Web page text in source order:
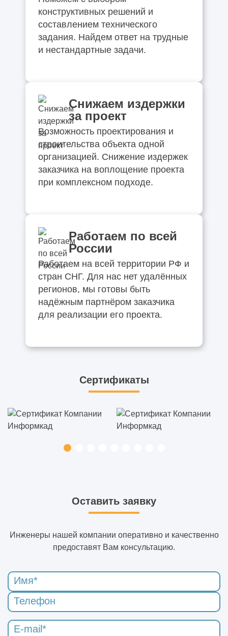
конструктивных решений и
составлением технического
задания. Найдем ответ на трудные
и нестандартные задачи.
Снижаем издержки
за проект
Возможность проектирования и
строительства объекта одной
организацией. Снижение издержек
заказчика на воплощение проекта
при комплексном подходе.
Работаем по всей
России
Работаем на всей территории РФ и
стран СНГ. Для нас нет удалённых
регионов, мы готовы быть
надёжным партнёром заказчика
для реализации его проекта.
Сертификаты
Оставить заявку
Инженеры нашей компании оперативно и качественно
предоставят Вам консультацию.